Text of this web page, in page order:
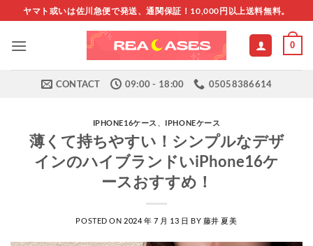
to
content
ヤマト或いは佐川急便で発送、通関保証！10,000円以上送料無料。
0
CONTACT 09:00 - 18:00 05058386614
IPHONE16ケース 、 IPHONEケース
薄くて持ちやすい！シンプルなデザ
インのハイブランドいiPhone16ケ
ースおすすめ！
POSTED ON 2024 年 7 月 13 日 BY 藤井 夏美